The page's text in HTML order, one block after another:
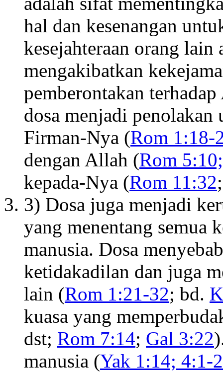
hal dan kesenangan
kesejahteraan orang
mengakibatkan
pemberontakan
dosa menjadi
Firman-Nya (Rom 1:18-
dengan Allah (Rom
kepada-Nya (Rom 11:32
3) Dosa juga menjadi
yang menentang semua
manusia. Dosa
ketidakadilan dan juga
lain (Rom 1:21-32; bd.
kuasa yang
dst; Rom 7:14; Gal 3:22
manusia (Yak 1:14; 4:1-2